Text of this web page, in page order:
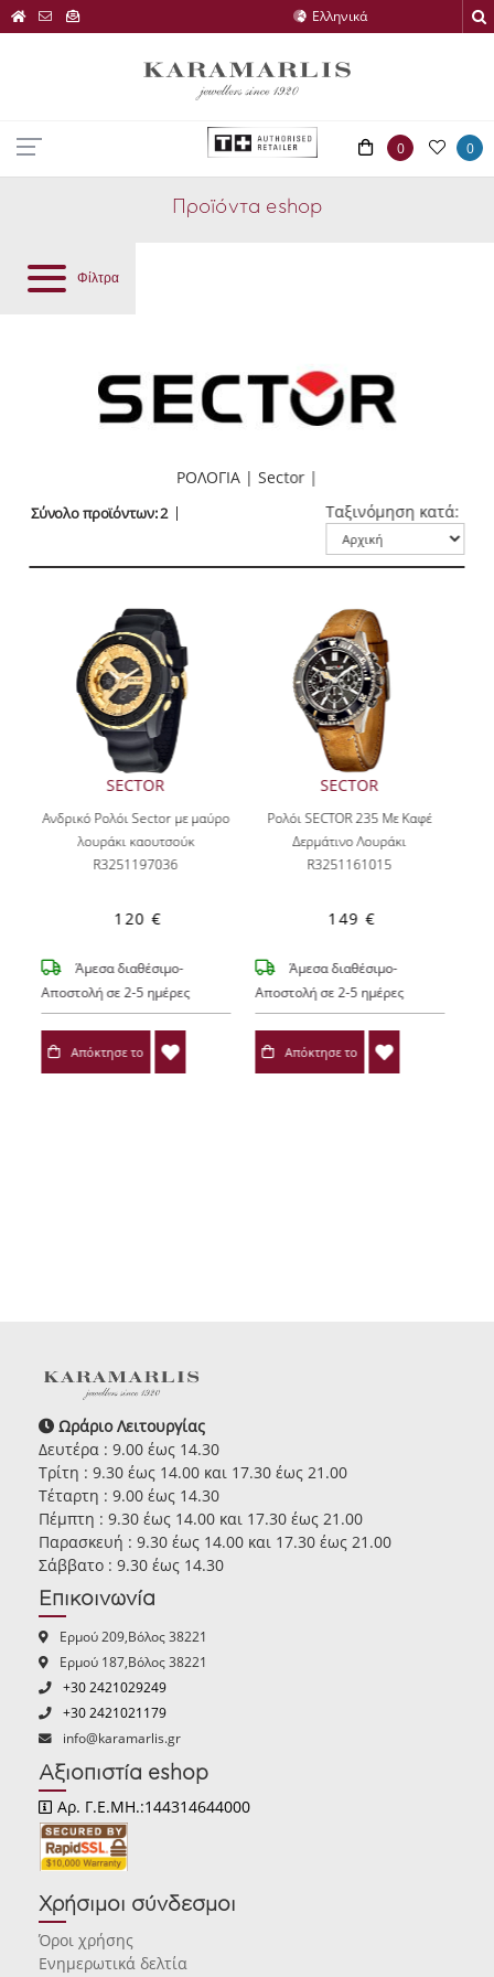
0 0
Προϊόντα eshop
Φίλτρα
ΡΟΛΟΓΙΑ | Sector |
Σύνολο προϊόντων: 2 Ταξινόμηση κατά:
SECTOR
Ανδρικό Ρολόι Sector με μαύρο
λουράκι καουτσούκ
R3251197036
120 €
Άμεσα διαθέσιμο-
Αποστολή σε 2-5 ημέρες
Απόκτησε το
SECTOR
Ρολόι SECTOR 235 Με Καφέ
Δερμάτινο Λουράκι
R3251161015
149 €
Άμεσα διαθέσιμο-
Αποστολή σε 2-5 ημέρες
Απόκτησε το
Ωράριο Λειτουργίας
Δευτέρα : 9.00 έως 14.30
Τρίτη : 9.30 έως 14.00 και 17.30 έως 21.00
Τέταρτη : 9.00 έως 14.30
Πέμπτη : 9.30 έως 14.00 και 17.30 έως 21.00
Παρασκευή : 9.30 έως 14.00 και 17.30 έως 21.00
Σάββατο : 9.30 έως 14.30
Επικοινωνία
Ερμού 209,Βόλος 38221
Ερμού 187,Βόλος 38221
+30 2421029249
+30 2421021179
info@karamarlis.gr
Αξιοπιστία eshop
Αρ. Γ.Ε.ΜΗ.:144314644000
Χρήσιμοι σύνδεσμοι
Όροι χρήσης
Ενημερωτικά δελτία